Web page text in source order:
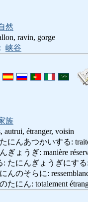
然
ravin, gorge
峡谷
族
autrui, étranger, voisin
にんあつかいする:
ぎょうぎ: manière
たにんぎょうぎにする:
のそらに:
たにん: totalement